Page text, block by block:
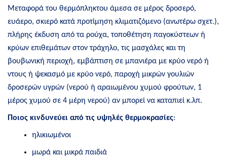
Μεταφορά του θερμόπληκτου άμεσα σε μέρος δροσερό,
ευάερο, σκιερό κατά προτίμηση κλιματιζόμενο (ανωτέρω σχετ.),
πλήρης έκδυση από τα ρούχα, τοποθέτηση παγοκύστεων ή
κρύων επιθεμάτων στον τράχηλο, τις μασχάλες και τη
βουβωνική περιοχή, εμβάπτιση σε μπανιέρα με κρύο νερό ή
ντους ή ψεκασμό με κρύο νερό, παροχή μικρών γουλιών
δροσερών υγρών (νερού ή αραιωμένου χυμού φρούτων, 1
μέρος χυμού σε 4 μέρη νερού) αν μπορεί να καταπιεί κ.λπ.
Ποιος κινδυνεύει από τις υψηλές θερμοκρασίες:
ηλικιωμένοι
μωρά και μικρά παιδιά